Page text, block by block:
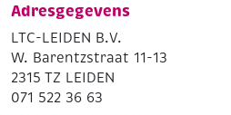
Adresgegevens
LTC-LEIDEN B.V.
W. Barentzstraat 11-13
2315 TZ LEIDEN
071 522 36 63